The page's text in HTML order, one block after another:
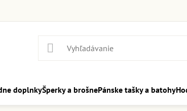
doplnkyŠperky a brošnePánske tašky a batohy